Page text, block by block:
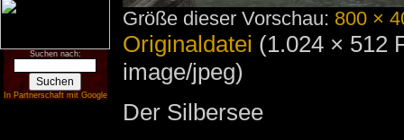
Suchen nach:
In Partnerschaft mit Google
Größe dieser Vorschau: 800 ×
Originaldatei (1.024 × 512
image/jpeg)
Der Silbersee